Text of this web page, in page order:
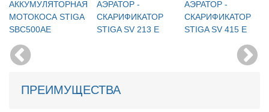
АККУМУЛЯТОРНАЯ
МОТОКОСА STIGA
SBC500AE
АЭРАТОР -
СКАРИФИКАТОР
STIGA SV 213 E
АЭРАТОР -
СКАРИФИКАТОР
STIGA SV 415 E
ПРЕИМУЩЕСТВА